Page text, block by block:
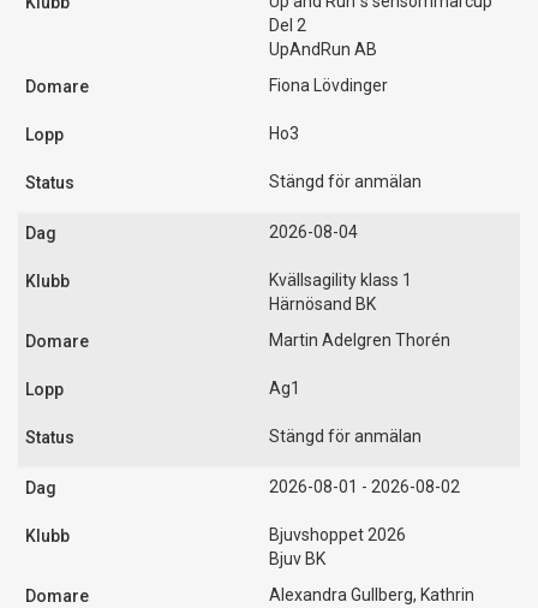
Del 2
UpAndRun AB
Fiona Lövdinger
Ho3
Stängd för anmälan
2026-08-04
Kvällsagility klass 1
Härnösand BK
Martin Adelgren Thorén
Ag1
Stängd för anmälan
2026-08-01 - 2026-08-02
Bjuvshoppet 2026
Bjuv BK
Alexandra Gullberg, Kathrin